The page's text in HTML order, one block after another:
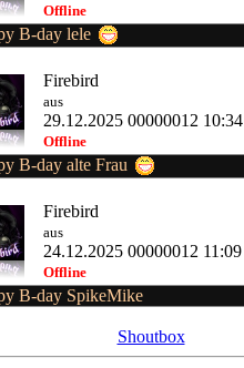
Offline
B-day lele
Firebird
aus
29.12.2025 00000012 10:34
Offline
B-day alte Frau
Firebird
aus
24.12.2025 00000012 11:09
Offline
B-day SpikeMike
Shoutbox